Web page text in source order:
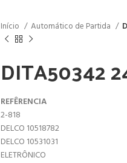
Início Automático de Partida
DITA50342
REFÊRENCIA
2-818
DELCO 10518782
DELCO 10531031
ELETRÔNICO